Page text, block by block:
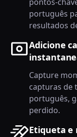
português
resultados
Adicione
Capture
capturas de
português,
perdido.
Etiqueta e